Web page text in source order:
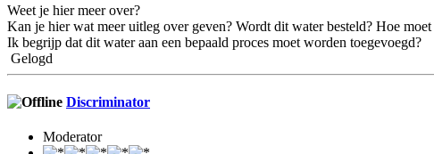
Weet je hier meer over?
Kan je hier wat meer uitleg over geven? Wordt dit water besteld? Hoe
Ik begrijp dat dit water aan een bepaald proces moet worden toegevoegd?
Gelogd
Discriminator
Moderator